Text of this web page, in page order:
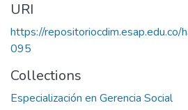
URI
https://
095
Collections
Especialización en Gerencia Social